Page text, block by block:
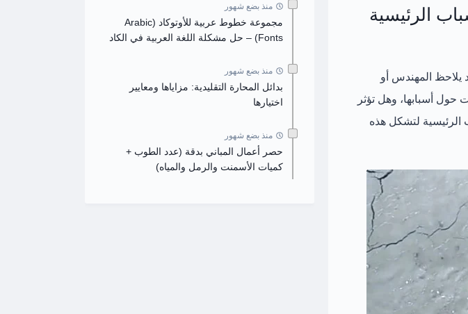
الرئيسية
في اليوم التالي، قد يلاحظ المهندس أو
أسبابها، وهل تؤثر
الرئيسية لتشكل هذه
منذ بضع شهور
مجموعة خطوط عربية للأوتوكاد (Arabic
Fonts) – حل مشكلة اللغة العربية في الكاد
منذ بضع شهور
بدائل المحارة التقليدية: مزاياها ومعايير
اختيارها
منذ بضع شهور
حصر أعمال المباني بدقة (عدد الطوب +
كميات الأسمنت والرمل والمياه)